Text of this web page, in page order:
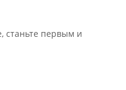
станьте первым и